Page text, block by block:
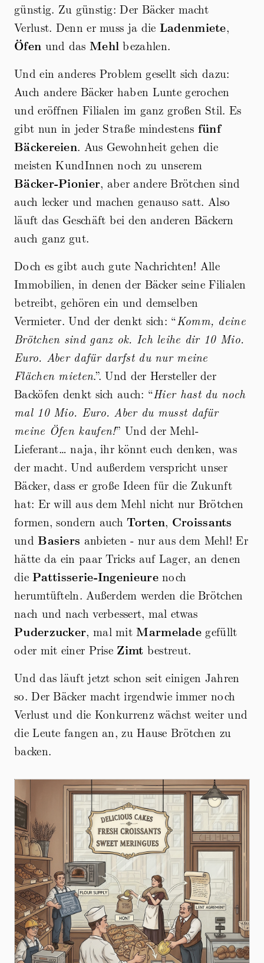
günstig. Zu günstig: Der Bäcker macht
Verlust. Denn er muss ja die Ladenmiete,
Öfen und das Mehl bezahlen.
Und ein anderes Problem gesellt sich dazu:
Auch andere Bäcker haben Lunte gerochen
und eröffnen Filialen im ganz großen Stil. Es
gibt nun in jeder Straße mindestens fünf
Bäckereien. Aus Gewohnheit gehen die
meisten KundInnen noch zu unserem
Bäcker-Pionier, aber andere Brötchen sind
auch lecker und machen genauso satt. Also
läuft das Geschäft bei den anderen Bäckern
auch ganz gut.
Doch es gibt auch gute Nachrichten! Alle
Immobilien, in denen der Bäcker seine Filialen
betreibt, gehören ein und demselben
Vermieter. Und der denkt sich: “Komm, deine
Brötchen sind ganz ok. Ich leihe dir 10 Mio.
Euro. Aber dafür darfst du nur meine
Flächen mieten.”. Und der Hersteller der
Backöfen denkt sich auch: “Hier hast du noch
mal 10 Mio. Euro. Aber du musst dafür
meine Öfen kaufen!” Und der Mehl-
Lieferant… naja, ihr könnt euch denken, was
der macht. Und außerdem verspricht unser
Bäcker, dass er große Ideen für die Zukunft
hat: Er will aus dem Mehl nicht nur Brötchen
formen, sondern auchTorten, Croissants
undBasiers anbieten - nur aus dem Mehl! Er
hätte da ein paar Tricks auf Lager, an denen
diePattisserie-Ingenieurenoch
herumtüfteln. Außerdem werden die Brötchen
nach und nach verbessert, mal etwas
Puderzucker, mal mitMarmelade gefüllt
oder mit einer Prise Zimt bestreut.
Und das läuft jetzt schon seit einigen Jahren
so. Der Bäcker macht irgendwie immer noch
Verlust und die Konkurrenz wächst weiter und
die Leute fangen an, zu Hause Brötchen zu
backen.